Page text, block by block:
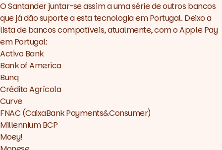
O Santander juntar-se assim a uma série de outros bancos
que já dão suporte a esta tecnologia em Portugal. Deixo a
lista de bancos compatíveis, atualmente, com o Apple Pay
em Portugal:
Activo Bank
Bank of America
Bunq
Crédito Agrícola
Curve
FNAC (CaixaBank Payments&Consumer)
Millennium BCP
Moey!